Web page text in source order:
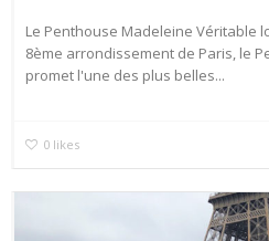
Le Penthouse Madeleine Véritable
8ème arrondissement de Paris, le
promet l'une des plus belles...
0 likes